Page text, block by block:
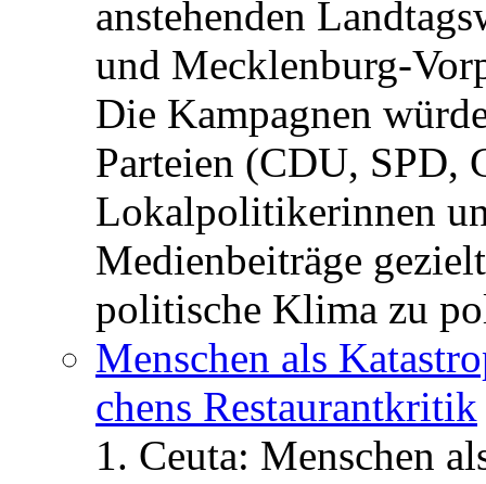
anstehenden
und Mecklenburg-
Die Kampagnen
Parteien (CDU, SPD,
Lokalpolitikerinnen
Medienbeiträge
politische Klima zu
Menschen als
chens Restau­rant­kritik
1. Ceuta: Menschen